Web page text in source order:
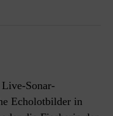
Live-Sonar-
Echolotbilder in